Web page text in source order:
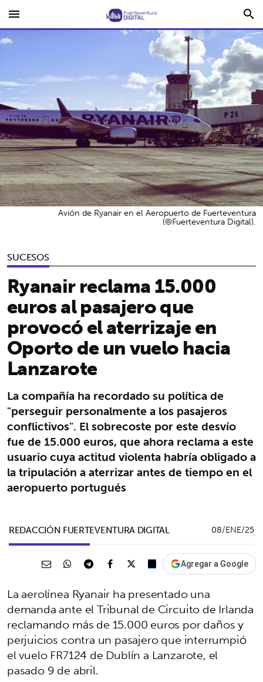
menu search
SUCESOS
Ryanair reclama 15.000
euros al pasajero que
provocó el aterrizaje en
Oporto de un vuelo hacia
Lanzarote
La compañía ha recordado su política de
"perseguir personalmente a los pasajeros
conflictivos". El sobrecoste por este desvío
fue de 15.000 euros, que ahora reclama a este
usuario cuya actitud violenta habría obligado a
la tripulación a aterrizar antes de tiempo en el
aeropuerto portugués
Avión de Ryanair en el Aeropuerto de Fuerteventura
(©Fuerteventura Digital).
REDACCIÓN FUERTEVENTURA DIGITAL 08/ENE/25
Agregar a Google
La aerolínea Ryanair ha presentado una
demanda ante el Tribunal de Circuito de Irlanda
reclamando más de 15.000 euros por daños y
perjuicios contra un pasajero que interrumpió
el vuelo FR7124 de Dublín a Lanzarote, el
pasado 9 de abril.